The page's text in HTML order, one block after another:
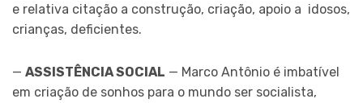
e relativa citação a construção, criação, apoio a idosos,
crianças, deficientes.
— ASSISTÊNCIA SOCIAL — Marco Antônio é imbatível
em criação de sonhos para o mundo ser socialista,